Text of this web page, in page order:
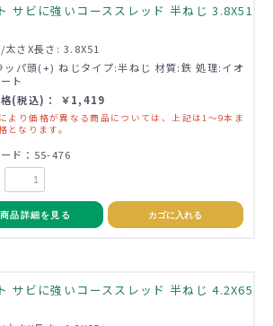
サビに強いコーススレッド 半ねじ 3.8X51
太さX長さ: 3.8X51
ッパ頭(+) ねじタイプ:半ねじ 材質:鉄 処理:イオ
ト
格(税込)： ￥1,419
より価格が異なる商品については、上記は1～9本ま
となります。
ド：55-476
商品詳細を見る カゴに入れる
サビに強いコーススレッド 半ねじ 4.2X65